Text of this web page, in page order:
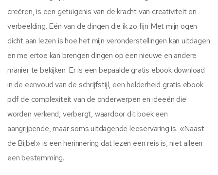
creëren, is een getuigenis van de kracht van creativiteit en
verbeelding. Eén van de dingen die ik zo fijn Met mijn ogen
dicht aan lezen is hoe het mijn veronderstellingen kan uitdagen
en me ertoe kan brengen dingen op een nieuwe en andere
manier te bekijken. Er is een bepaalde gratis ebook download
in de eenvoud van de schrijfstijl, een helderheid gratis ebook
pdf de complexiteit van de onderwerpen en ideeën die
worden verkend, verbergt, waardoor dit boek een
aangrijpende, maar soms uitdagende leeservaring is. «Naast
de Bijbel» is een herinnering dat lezen een reis is, niet alleen
een bestemming.